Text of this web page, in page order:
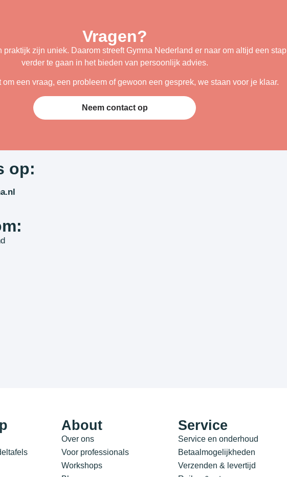
Vragen?
praktijk zijn uniek. Daarom streeft Gymna Nederland er naar om altijd een stap
verder te gaan in het bieden van persoonlijk advies.
om een vraag, een probleem of gewoon een gesprek, we staan voor je klaar.
Neem contact op
op:
About
Over ons
Voor professionals
Workshops
Service
Service en onderhoud
Betaalmogelijkheden
Verzenden & levertijd